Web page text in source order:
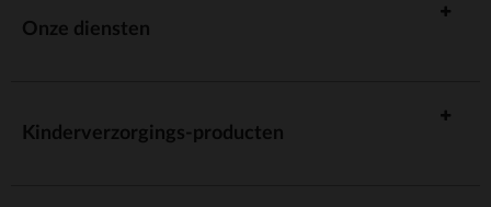
Onze diensten
Kinderverzorgings-producten